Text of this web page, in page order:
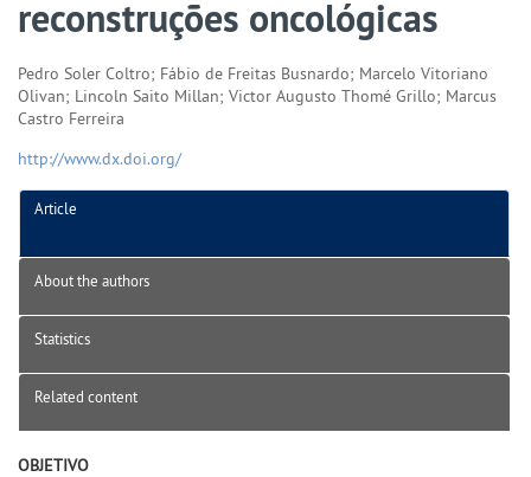
reconstruções oncológicas
Pedro Soler Coltro; Fábio de Freitas Busnardo; Marcelo Vitoriano
Olivan; Lincoln Saito Millan; Victor Augusto Thomé Grillo; Marcus
Castro Ferreira
http://www.dx.doi.org/
Article
About the authors
Statistics
Related content
OBJETIVO